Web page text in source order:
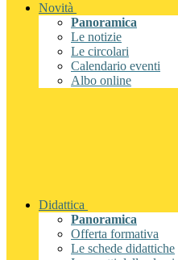
Novità
Panoramica
Le notizie
Le circolari
Calendario eventi
Albo online
Didattica
Panoramica
Offerta formativa
Le schede didattiche